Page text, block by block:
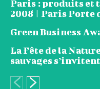
Paris : produits et
2008 | Paris Porte
Green Business
La Fête de la
sauvages